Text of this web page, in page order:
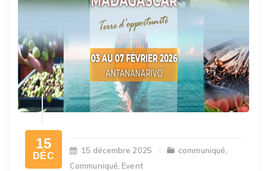
15
DÉC
15 décembre 2025 communiqué
Communiqué ,Event